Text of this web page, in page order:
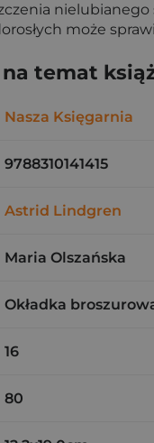
może
na temat
Nasza Księgarnia
9788310141415
Astrid Lindgren
Maria Olszańska
Okładka
16
80